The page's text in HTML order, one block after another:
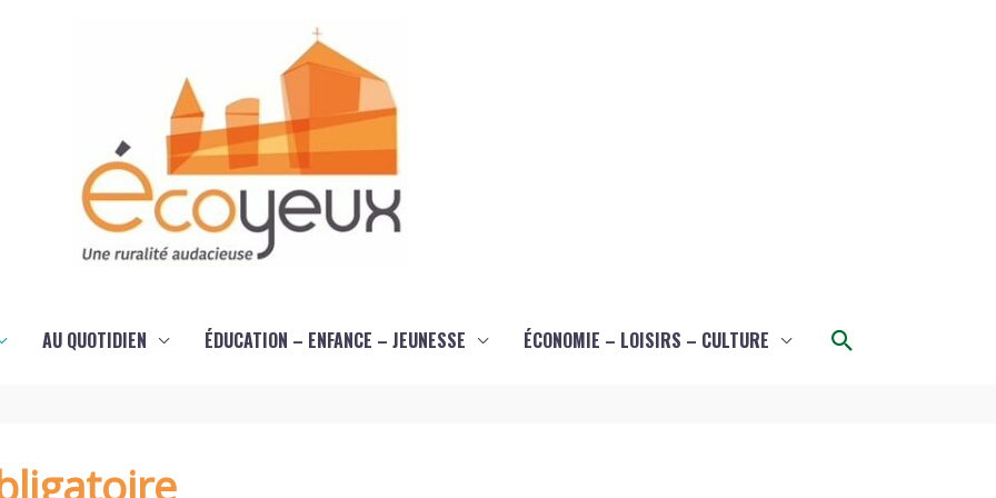
AU QUOTIDIEN ÉDUCATION – ENFANCE – JEUNESSE ÉCONOMIE – LOISIRS – CULTURE Rechercher